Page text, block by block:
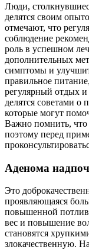
Люди,
делятся своим
отмечают, что
соблюдение
роль в успешном
дополнительных
симптомы и
правильное
регулярный отдых
делятся советами о
которые могут
Важно помнить,
поэтому перед
Аденома
Это
проявляющаяся
повышенной
вес и повышение
становятся
злокачественную.